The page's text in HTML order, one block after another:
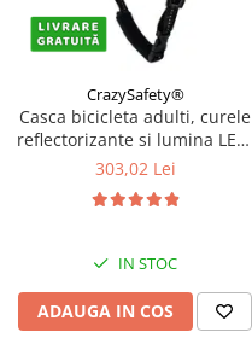
CrazySafety®
Casca bicicleta adulti, curele
reflectorizante si lumina LED,
dimensiune reglabila 53-59
303,02 Lei
IN STOC
ADAUGA IN COS